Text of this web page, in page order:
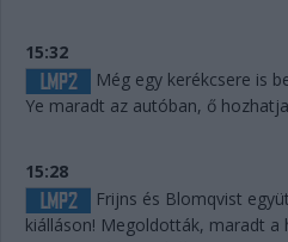
15:32
Még egy kerékcsere is
Ye maradt az autóban, ő
15:28
Frijns és Blomqvist
kiálláson! Megoldották, maradt a